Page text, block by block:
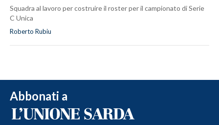
Squadra al lavoro per costruire il roster per il campionato di Serie
C Unica
Roberto Rubiu
Abbonati a